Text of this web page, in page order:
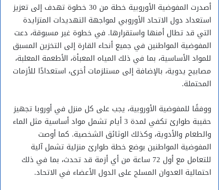
أصدرت المفوضية الأوروبية خطة من 30 خطوة تهدف إلى تعزيز
استعداد دول الاتحاد الأوروبي لمواجهة التهديدات المتزايدة
التي قد تطال أمنها واستقرارها. في خطوة غير مسبوقة، دعت
المفوضية المواطنين في جميع أنحاء القارة إلى التخزين المسبق
للمواد الأساسية، بما في ذلك المياه المعبأة، الأطعمة المعلبة،
مصابيح يدوية، بالإضافة إلى مستلزمات أخرى، استعدادًا للأزمات
المحتملة.
ووفقًا للمفوضية الأوروبية، يجب على كل منزل في أوروبا تجهيز
حقيبة طوارئ تكفي لمدة 3 أيام تشمل مواد أساسية مثل الماء
والطعام والأدوية، وكذلك الوثائق الشخصية. كما أوصت
المفوضية المواطنين بوضع خطة طوارئ منزلية تشمل آلية
للتعامل مع أول 72 ساعة من أي أزمة قد تحدث، بما في ذلك
احتمالية العدوان المسلح على الدول الأعضاء في الاتحاد.